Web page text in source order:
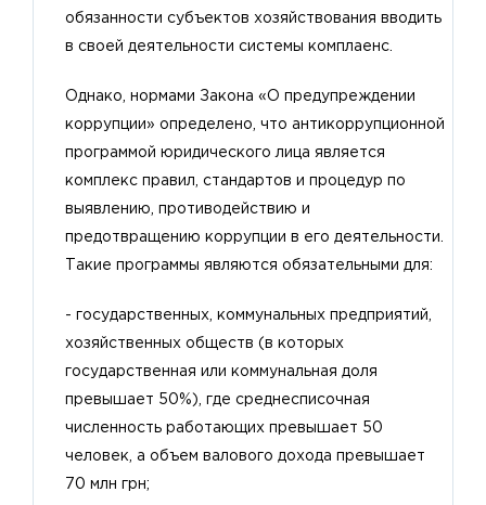
обязанности субъектов хозяйствования вводить
в своей деятельности системы комплаенс.
Однако, нормами Закона «О предупреждении
коррупции» определено, что антикоррупционной
программой юридического лица является
комплекс правил, стандартов и процедур по
выявлению, противодействию и
предотвращению коррупции в его деятельности.
Такие программы являются обязательными для:
- государственных, коммунальных предприятий,
хозяйственных обществ (в которых
государственная или коммунальная доля
превышает 50%), где среднесписочная
численность работающих превышает 50
человек, а объем валового дохода превышает
70 млн грн;